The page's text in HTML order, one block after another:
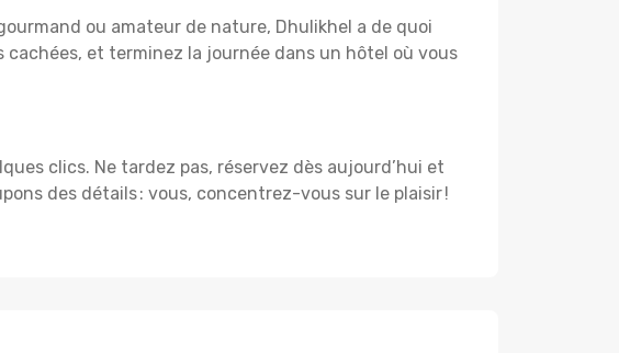
ou amateur de nature, Dhulikhel a de quoi
et terminez la journée dans un hôtel où vous
clics. Ne tardez pas, réservez dès aujourd’hui et
des détails : vous, concentrez-vous sur le plaisir !